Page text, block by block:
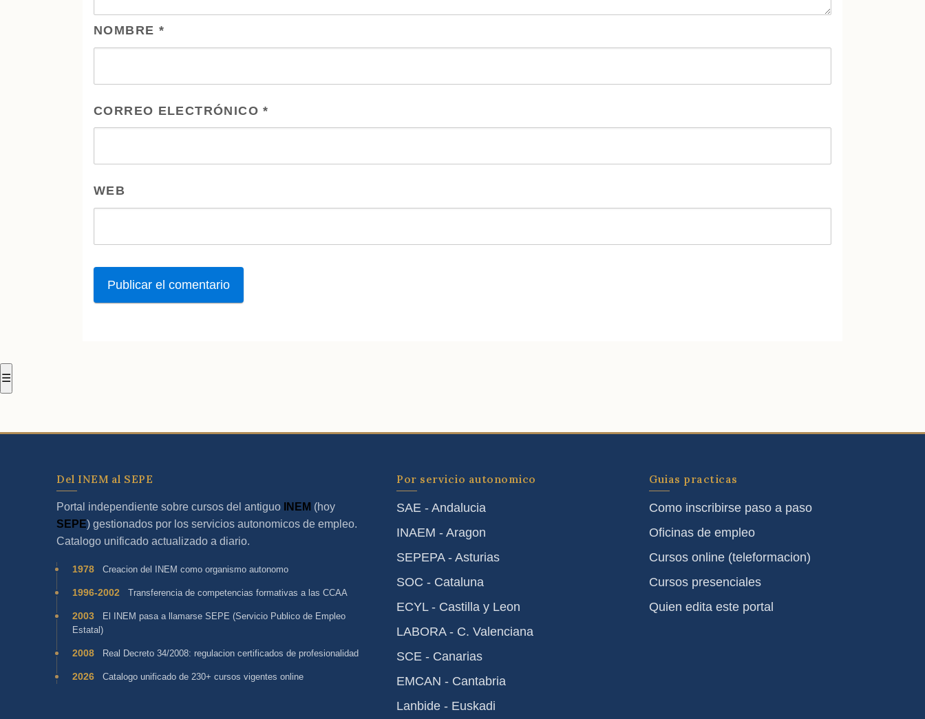
NOMBRE *
CORREO ELECTRÓNICO*
WEB
☰
Del INEM al SEPE
Portal independiente sobre cursos del antiguo INEM (hoy
SEPE) gestionados por los servicios autonomicos de empleo.
Catalogo unificado actualizado a diario.
1978 Creacion del INEM como organismo autonomo
1996-2002 Transferencia de competencias formativas a las CCAA
2003
El INEM pasa a llamarse SEPE (Servicio Publico de Empleo
Estatal)
2008 Real Decreto 34/2008: regulacion certificados de profesionalidad
2026 Catalogo unificado de 230+ cursos vigentes online
Por servicio autonomico
SAE - Andalucia
INAEM - Aragon
SEPEPA - Asturias
SOC - Cataluna
ECYL - Castilla y Leon
LABORA - C. Valenciana
SCE - Canarias
EMCAN - Cantabria
Lanbide - Euskadi
Guias practicas
Como inscribirse paso a paso
Oficinas de empleo
Cursos online (teleformacion)
Cursos presenciales
Quien edita este portal